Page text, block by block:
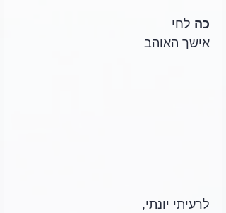
כה לחי
אישך האוהב
לרעיתי יונתי,